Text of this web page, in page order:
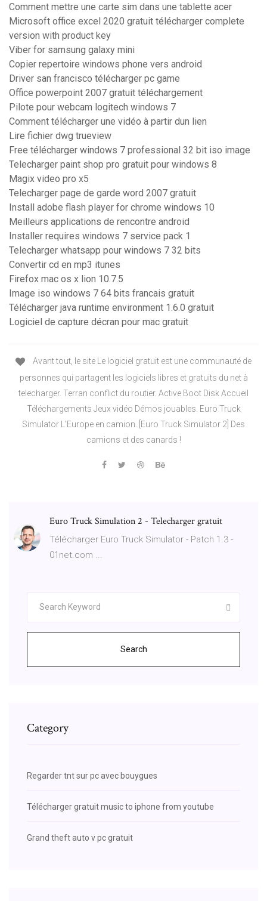
Comment mettre une carte sim dans une tablette acer
Microsoft office excel 2020 gratuit télécharger complete
version with product key
Viber for samsung galaxy mini
Copier repertoire windows phone vers android
Driver san francisco télécharger pc game
Office powerpoint 2007 gratuit téléchargement
Pilote pour webcam logitech windows 7
Comment télécharger une vidéo à partir dun lien
Lire fichier dwg trueview
Free télécharger windows 7 professional 32 bit iso image
Telecharger paint shop pro gratuit pour windows 8
Magix video pro x5
Telecharger page de garde word 2007 gratuit
Install adobe flash player for chrome windows 10
Meilleurs applications de rencontre android
Installer requires windows 7 service pack 1
Telecharger whatsapp pour windows 7 32 bits
Convertir cd en mp3 itunes
Firefox mac os x lion 10.7.5
Image iso windows 7 64 bits francais gratuit
Télécharger java runtime environment 1.6.0 gratuit
Logiciel de capture décran pour mac gratuit
Avant tout, le site Le logiciel gratuit est une communauté de
personnes qui partagent les logiciels libres et gratuits du net à
telecharger. Terran conflict du routier. Active Boot Disk Accueil
Téléchargements Jeux vidéo Démos jouables. Euro Truck
Simulator L’Europe en camion. [Euro Truck Simulator 2] Des
camions et des canards !
Euro Truck Simulation 2 - Telecharger gratuit
Télécharger Euro Truck Simulator - Patch 1.3 -
01net.com ...
Search
Category
Regarder tnt sur pc avec bouygues
Télécharger gratuit music to iphone from youtube
Grand theft auto v pc gratuit